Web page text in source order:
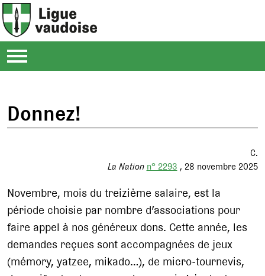
Donnez!
C.
La Nation n° 2293 28 novembre 2025
Novembre, mois du treizième salaire, est la
période choisie par nombre d’associations pour
faire appel à nos généreux dons. Cette année, les
demandes reçues sont accompagnées de jeux
(mémory, yatzee, mikado…), de micro-tournevis,